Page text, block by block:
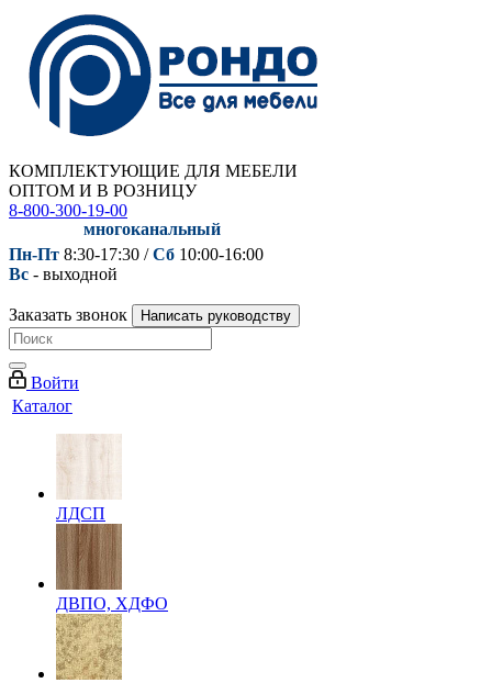
КОМПЛЕКТУЮЩИЕ ДЛЯ МЕБЕЛИ
ОПТОМ И В РОЗНИЦУ
8-800-300-19-00
многоканальный
Пн-Пт 8:30-17:30 /Сб 10:00-16:00
Вс - выходной
Заказать звонок Написать руководству
Войти
Каталог
ЛДСП
ДВПО, ХДФО